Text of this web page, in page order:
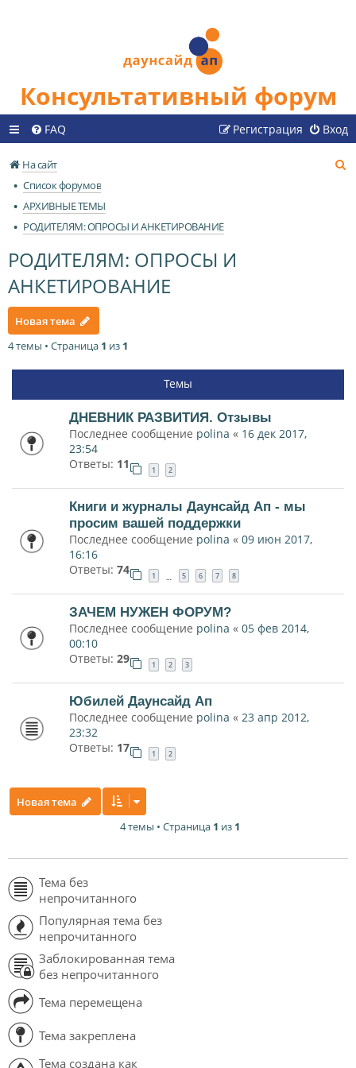
Консультативный форум
FAQ Вход
Регистрация
На сайт
Список форумов
АРХИВНЫЕ ТЕМЫ
РОДИТЕЛЯМ: ОПРОСЫ И АНКЕТИРОВАНИЕ
РОДИТЕЛЯМ: ОПРОСЫ И
АНКЕТИРОВАНИЕ
Новая тема
4 темы • Страница 1 из 1
Темы
ДНЕВНИК РАЗВИТИЯ. Отзывы
Последнее сообщение polina « 16 дек 2017,
23:54
Ответы: 11 1 2
Книги и журналы Даунсайд Ап - мы
просим вашей поддержки
Последнее сообщение polina « 09 июн 2017,
16:16
Ответы: 74 1 … 5 6 7 8
ЗАЧЕМ НУЖЕН ФОРУМ?
Последнее сообщение polina « 05 фев 2014,
00:10
Ответы: 29 1 2 3
Юбилей Даунсайд Ап
Последнее сообщение polina « 23 апр 2012,
23:32
Ответы: 17 1 2
Новая тема
4 темы • Страница 1 из 1
Тема без
непрочитанного
Популярная тема без
непрочитанного
Заблокированная тема
без непрочитанного
Тема перемещена
Тема закреплена
Тема создана как